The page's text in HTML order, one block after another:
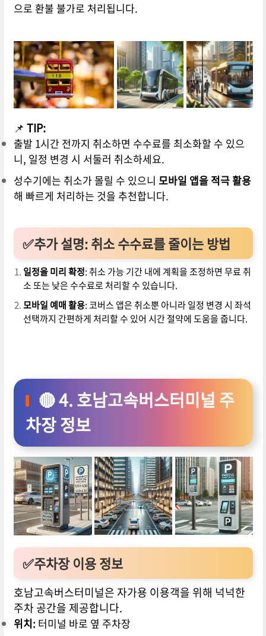
으로 환불 불가로 처리됩니다.
📌 TIP:
출발 1시간 전까지 취소하면 수수료를 최소화할 수 있으
니, 일정 변경 시 서둘러 취소하세요.
성수기에는 취소가 몰릴 수 있으니 모바일 앱을 적극 활용
해 빠르게 처리하는 것을 추천합니다.
✅추가 설명: 취소 수수료를 줄이는 방법
일정을 미리 확정: 취소 가능 기간 내에 계획을 조정하면 무료 취
소 또는 낮은 수수료로 처리할 수 있습니다.
모바일 예매 활용: 코버스 앱은 취소뿐 아니라 일정 변경 시 좌석
선택까지 간편하게 처리할 수 있어 시간 절약에 도움을 줍니다.
🔴 4. 호남고속버스터미널 주
차장 정보
✅주차장 이용 정보
호남고속버스터미널은 자가용 이용객을 위해 넉넉한
주차 공간을 제공합니다.
위치: 터미널 바로 옆 주차장